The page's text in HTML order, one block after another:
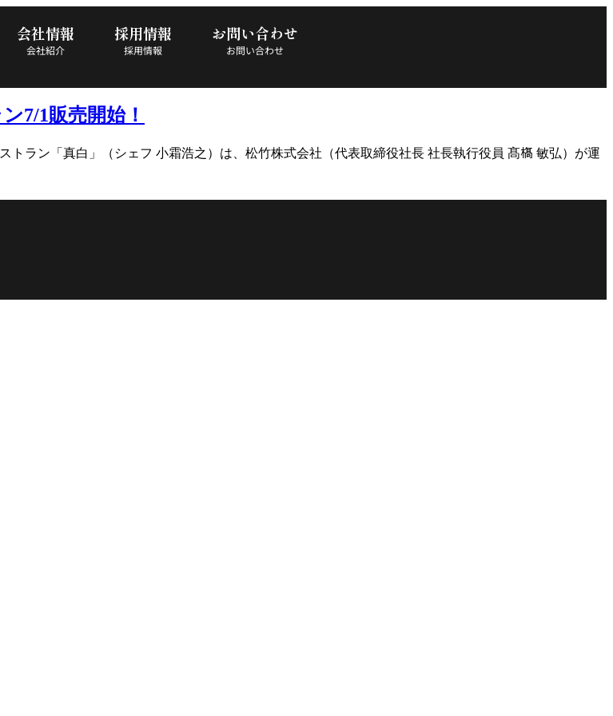
会社情報
会社紹介
採用情報
採用情報
お問い合わせ
お問い合わせ
7/1販売開始！
ラン「真白」（シェフ 小霜浩之）は、松竹株式会社（代表取締役社長 社長執行役員 髙𣘺 敏弘）が運